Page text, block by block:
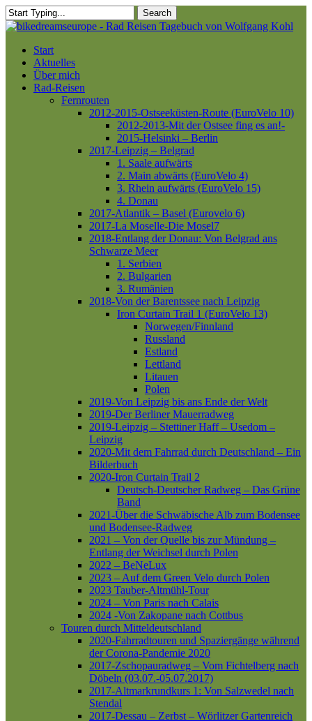
Skip
to
content
Search
Close
Menu
Start
Aktuelles
Über mich
Rad-Reisen
Fernrouten
2012-2015-Ostseeküsten-Route (EuroVelo 10)
2012-2013-Mit der Ostsee fing es an!-
2015-Helsinki – Berlin
2017-Leipzig – Belgrad
1. Saale aufwärts
2. Main abwärts (EuroVelo 4)
3. Rhein aufwärts (EuroVelo 15)
4. Donau
2017-Atlantik – Basel (Eurovelo 6)
2017-La Moselle-Die Mosel7
2018-Entlang der Donau: Von Belgrad ans
Schwarze Meer
1. Serbien
2. Bulgarien
3. Rumänien
2018-Von der Barentssee nach Leipzig
Iron Curtain Trail 1 (EuroVelo 13)
Norwegen/Finnland
Russland
Estland
Lettland
Litauen
Polen
2019-Von Leipzig bis ans Ende der Welt
2019-Der Berliner Mauerradweg
2019-Leipzig – Stettiner Haff – Usedom –
Leipzig
2020-Mit dem Fahrrad durch Deutschland – Ein
Bilderbuch
2020-Iron Curtain Trail 2
Deutsch-Deutscher Radweg – Das Grüne
Band
2021-Über die Schwäbische Alb zum Bodensee
und Bodensee-Radweg
2021 – Von der Quelle bis zur Mündung –
Entlang der Weichsel durch Polen
2022 – BeNeLux
2023 – Auf dem Green Velo durch Polen
2023 Tauber-Altmühl-Tour
2024 – Von Paris nach Calais
2024 -Von Zakopane nach Cottbus
Touren durch Mitteldeutschland
2020-Fahrradtouren und Spaziergänge während
der Corona-Pandemie 2020
2017-Zschopauradweg – Vom Fichtelberg nach
Döbeln (03.07.-05.07.2017)
2017-Altmarkrundkurs 1: Von Salzwedel nach
Stendal
2017-Dessau – Zerbst – Wörlitzer Gartenreich